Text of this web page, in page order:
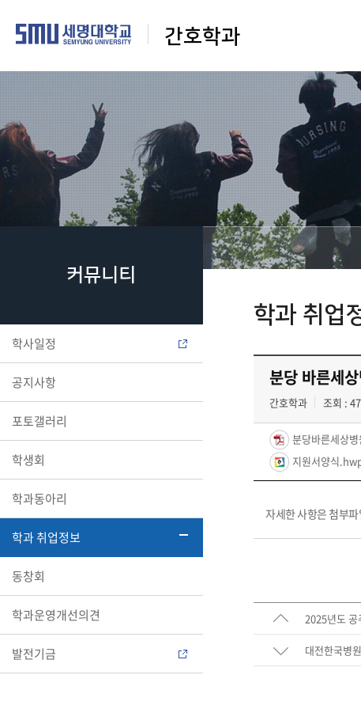
간호학과
커뮤니티
학사일정
공지사항
포토갤러리
학생회
학과동아리
학과 취업정보
동창회
학과운영개선의견
발전기금
학과 취업
분당 바른세
간호학과 조회 :
분당바른세상
지원서양식
자세한 사항은 첨부
2025년도 공
대전한국병